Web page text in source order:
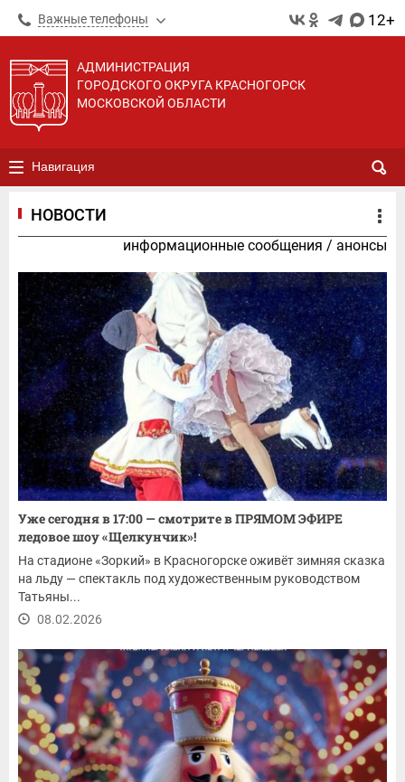
Важные телефоны 12+
АДМИНИСТРАЦИЯ
ГОРОДСКОГО ОКРУГА КРАСНОГОРСК
МОСКОВСКОЙ ОБЛАСТИ
Навигация
НОВОСТИ
информационные сообщения / анонсы
Уже сегодня в 17:00 — смотрите в ПРЯМОМ ЭФИРЕ
ледовое шоу «Щелкунчик»!
На стадионе «Зоркий» в Красногорске оживёт зимняя сказка
на льду — спектакль под художественным руководством
Татьяны...
08.02.2026